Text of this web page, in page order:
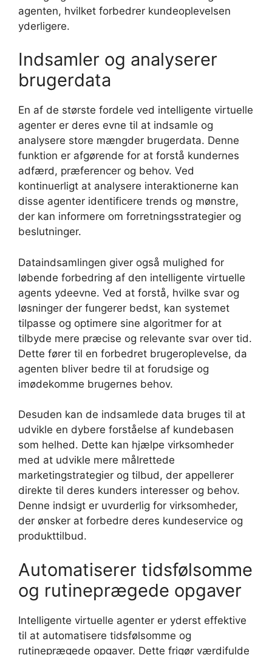
agenten, hvilket forbedrer kundeoplevelsen
yderligere.
Indsamler og analyserer
brugerdata
En af de største fordele ved intelligente virtuelle
agenter er deres evne til at indsamle og
analysere store mængder brugerdata. Denne
funktion er afgørende for at forstå kundernes
adfærd, præferencer og behov. Ved
kontinuerligt at analysere interaktionerne kan
disse agenter identificere trends og mønstre,
der kan informere om forretningsstrategier og
beslutninger.
Dataindsamlingen giver også mulighed for
løbende forbedring af den intelligente virtuelle
agents ydeevne. Ved at forstå, hvilke svar og
løsninger der fungerer bedst, kan systemet
tilpasse og optimere sine algoritmer for at
tilbyde mere præcise og relevante svar over tid.
Dette fører til en forbedret brugeroplevelse, da
agenten bliver bedre til at forudsige og
imødekomme brugernes behov.
Desuden kan de indsamlede data bruges til at
udvikle en dybere forståelse af kundebasen
som helhed. Dette kan hjælpe virksomheder
med at udvikle mere målrettede
marketingstrategier og tilbud, der appellerer
direkte til deres kunders interesser og behov.
Denne indsigt er uvurderlig for virksomheder,
der ønsker at forbedre deres kundeservice og
produkttilbud.
Automatiserer tidsfølsomme
og rutineprægede opgaver
Intelligente virtuelle agenter er yderst effektive
til at automatisere tidsfølsomme og
rutineprægede opgaver. Dette frigør værdifulde